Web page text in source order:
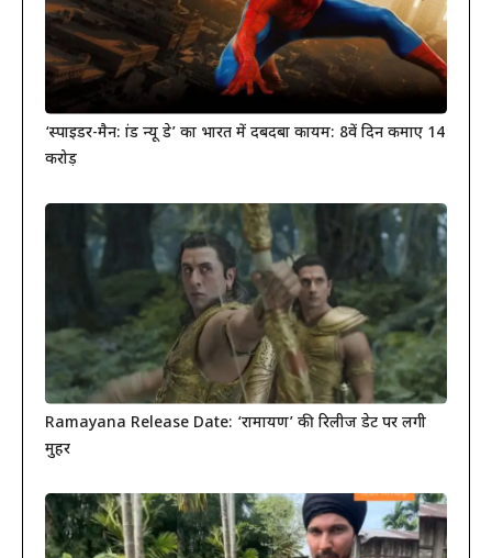
‘स्पाइडर-मैन: ब्रांड न्यू डे’ का भारत में दबदबा कायम: 8वें दिन कमाए 14
करोड़
Ramayana Release Date: ‘रामायण’ की रिलीज डेट पर लगी
मुहर